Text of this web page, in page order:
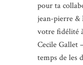
pour ta
jean-pierre &
votre fidélité
Cecile Gallet
temps de les